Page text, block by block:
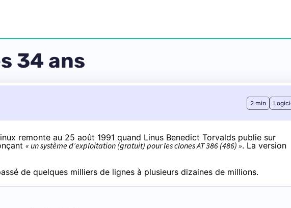
34 ans
2 min
remonte au 25 août 1991 quand Linus Benedict Torvalds publie sur
« un système d’exploitation (gratuit) pour les clones AT 386 (486) ». La version
de quelques milliers de lignes à plusieurs dizaines de millions.